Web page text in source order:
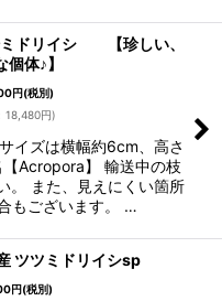
ミドリイシ 【珍しい、
個体♪】
円(税別)
18,480円)
イズは横幅約6cm、高さ
Acropora】 輸送中の枝
。 また、見えにくい箇所
もございます。 …
ツツミドリイシsp
円(税別)